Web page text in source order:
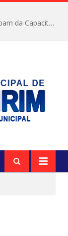
Servidores e Vereadores de Almeirim Participam da Capacitação “Orientar é a Nossa Missão”